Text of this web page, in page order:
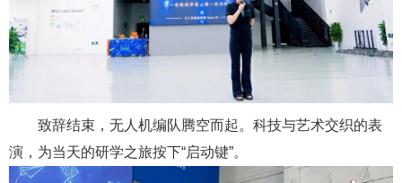
致辞结束，无人机编队腾空而起。科技与艺术交织的表
演，为当天的研学之旅按下“启动键”。